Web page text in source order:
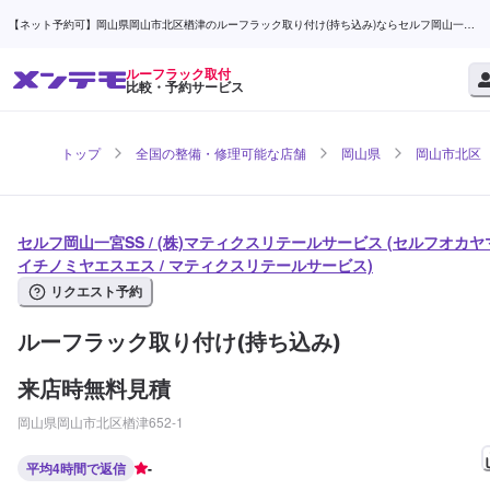
【ネット予約可】岡山県岡山市北区楢津のルーフラック取り付け(持ち込み)ならセルフ岡山一宮
ルーフラック取付
比較・予約サービス
トップ 全国の整備・修理可能な店舗 岡山県 岡山市北区
セルフ岡山一宮SS / (株)マティクスリテールサービス (セルフオカヤ
イチノミヤエスエス / マティクスリテールサービス)
リクエスト予約
ルーフラック取り付け(持ち込み)
来店時無料見積
岡山県岡山市北区楢津652-1
平均4時間で返信 -